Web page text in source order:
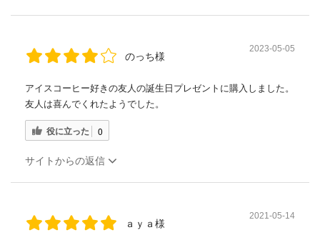
のっち様
2023-05-05
アイスコーヒー好きの友人の誕生日プレゼントに購入しました。
友人は喜んでくれたようでした。
役に立った 0
サイトからの返信
ａｙａ様
2021-05-14